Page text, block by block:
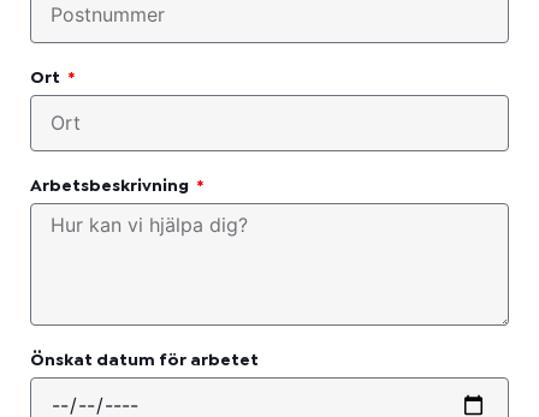
Ort
Arbetsbeskrivning
Önskat datum för arbetet